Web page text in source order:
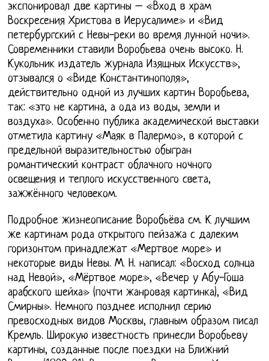
экспонировал две картины – «Вход в храм
Воскресения Христова в Иерусалиме» и «Вид
петербургский с Невы-реки во время лунной ночи».
Современники ставили Воробьева очень высоко. Н.
Кукольник издатель журнала Изящных Искусств»,
отзывался о «Виде Константинополя»,
действительно одной из лучших картин Воробьева,
так: «это не картина, а ода из воды, земли и
воздуха». Особенно публика академической выставки
отметила картину «Маяк в Палермо», в которой с
предельной выразительностью обыгран
романтический контраст облачного ночного
освещения и теплого искусственного света,
зажжённого человеком.
Подробное жизнеописание Воробьёва см. К лучшим
же картинам рода открытого пейзажа с далеким
горизонтом принадлежат «Мертвое море» и
некоторые виды Невы. М. Н. написал: «Восход солнца
над Невой», «Мёртвое море», «Вечер у Абу-Гоша
арабского шейха» (почти жанровая картинка), «Вид
Смирны». Немного позднее исполнил серию
превосходных видов Москвы, главным образом писал
Кремль. Широкую известность принесли Воробьеву
картины, созданные после поездки на Ближний